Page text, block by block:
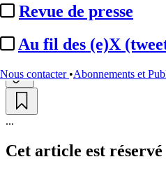
Revue de presse
Au fil des (e)X
Nous contacter •Abonnements et
ParDamien Choppin
Actualité n° 350799
...
Cet article est réservé